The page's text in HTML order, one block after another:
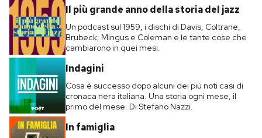
Il più grande anno della storia del jazz
Un podcast sul 1959, i dischi di Davis, Coltrane,
Brubeck, Mingus e Coleman e le tante cose che
cambiarono in quei mesi.
Indagini
Cosa è successo dopo alcuni dei più noti casi di
cronaca nera italiana. Una storia ogni mese, il
primo del mese. Di Stefano Nazzi.
In famiglia